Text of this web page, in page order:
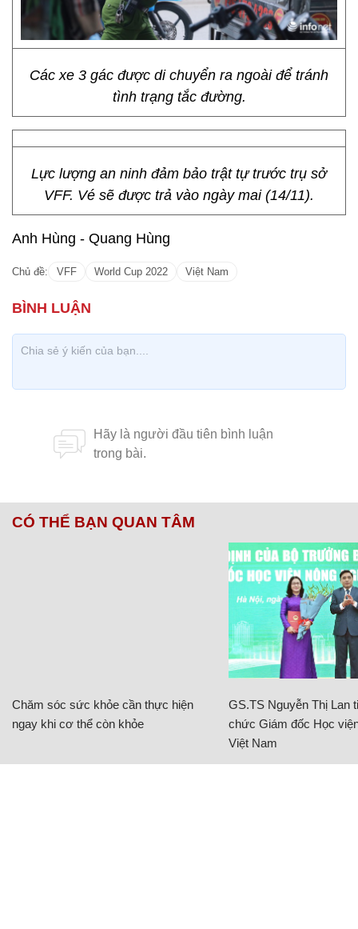
Các xe 3 gác được di chuyển ra ngoài để tránh
tình trạng tắc đường.
Lực lượng an ninh đảm bảo trật tự trước trụ sở
VFF. Vé sẽ được trả vào ngày mai (14/11).
Anh Hùng - Quang Hùng
Chủ đề: VFF World Cup 2022 Việt Nam
CÓ THỂ BẠN QUAN TÂM
Chăm sóc sức khỏe cần thực hiện
ngay khi cơ thể còn khỏe
GS.TS Nguyễn Thị Lan
chức Giám đốc Học
Việt Nam